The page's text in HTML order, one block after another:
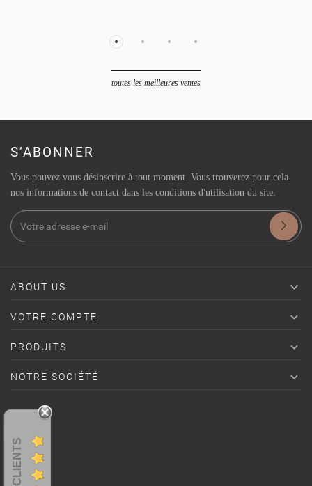
toutes les meilleures ventes
S’ABONNER
Vous pouvez vous désinscrire à tout moment. Vous trouverez pour cela
nos informations de contact dans les conditions d'utilisation du site.
ABOUT US 
VOTRE COMPTE 
PRODUITS 
NOTRE SOCIÉTÉ 